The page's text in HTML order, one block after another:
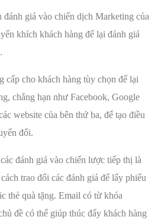
giá vào chiến dịch Marketing của
khích khách hàng để lại đánh giá
cấp cho khách hàng tùy chọn để lại
chẳng hạn như Facebook, Google
website của bên thứ ba, để tạo điều
đổi.
đánh giá vào chiến lược tiếp thị là
trao đổi các đánh giá để lấy phiếu
thẻ quà tặng. Email có từ khóa
đề có thể giúp thúc đẩy khách hàng